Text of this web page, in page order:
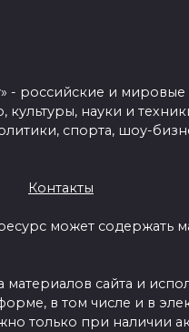
- российские и мировые
культуры, науки и
спорта, шоу-
Контакты
может содержать
материалов сайта и
в том числе и в
только при наличии